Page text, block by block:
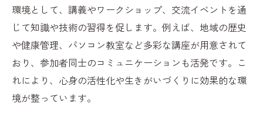
環境として、講義やワークショップ、交流イベントを通
じて知識や技術の習得を促します。例えば、地域の歴史
や健康管理、パソコン教室など多彩な講座が用意されて
おり、参加者同士のコミュニケーションも活発です。こ
れにより、心身の活性化や生きがいづくりに効果的な環
境が整っています。